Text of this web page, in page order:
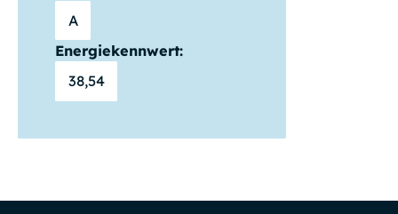
A
Energiekennwert:
38,54